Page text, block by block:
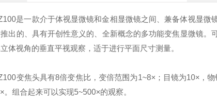
是一款介于体视显微镜和金相显微镜之间、兼备体视显微
出的、具有开创性意义的、全新概念的多功能变焦显微镜。
体视角的垂直平视观察，适于进行平面尺寸测量。
变焦头具有8倍变焦比，变倍范围为1~8×；目镜为10×，
。组合起来可以实现5~500×的观察。